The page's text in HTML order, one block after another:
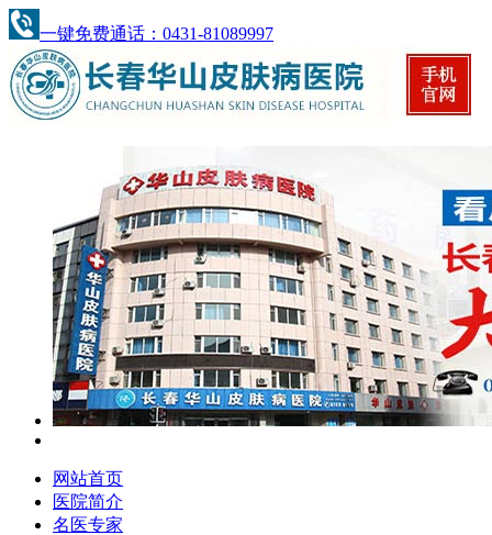
一键免费通话：0431-81089997
网站首页
医院简介
名医专家